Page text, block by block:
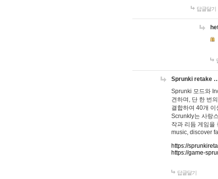
답글달기
Sprunki retake
Sprunki 모드와
견하며, 단 한 번
결합하여 40개
Scrunkly는 사랑
작과 리듬 게임을
music, discover
https://
https://game-
답글달기